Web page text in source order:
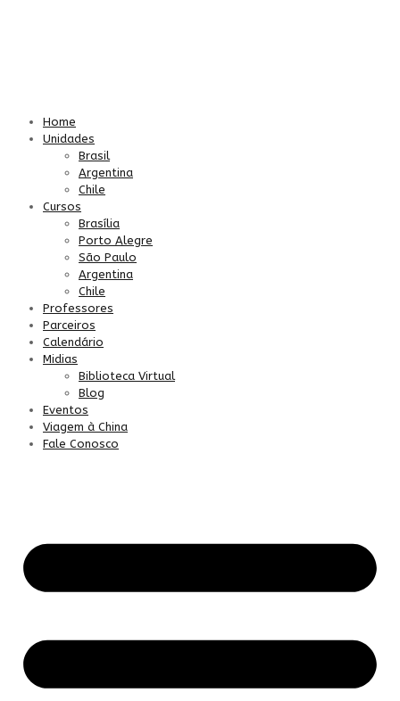
Home
Unidades
Brasil
Argentina
Chile
Cursos
Brasília
Porto Alegre
São Paulo
Argentina
Chile
Professores
Parceiros
Calendário
Midias
Biblioteca Virtual
Blog
Eventos
Viagem à China
Fale Conosco